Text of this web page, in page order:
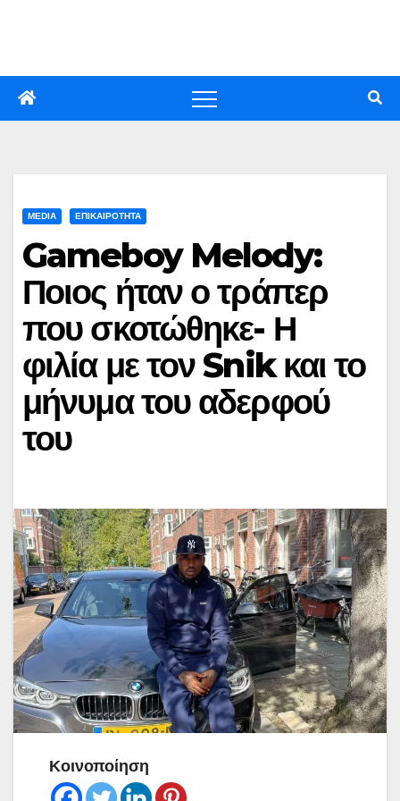
MEDIA ΕΠΙΚΑΙΡΟΤΗΤΑ
Gameboy Melody:
Ποιος ήταν ο τράπερ
που σκοτώθηκε- Η
φιλία με τον Snik και το
μήνυμα του αδερφού
του
Κοινοποίηση